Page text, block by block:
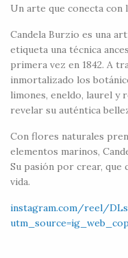
Un arte que conecta con
Candela Burzio es una
etiqueta una técnica
primera vez en 1842. A
inmortalizado los
limones, eneldo, laurel y
revelar su auténtica
Con flores naturales
elementos marinos,
Su pasión por crear, que
vida.
instagram.com/reel/